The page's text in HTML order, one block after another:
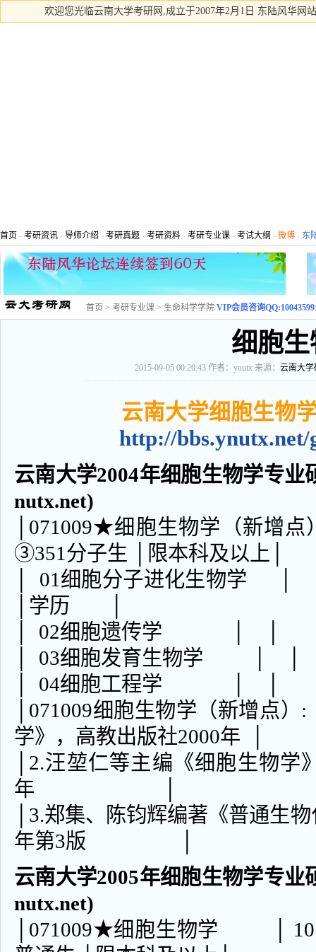
欢迎您光临云南大学考研网,成立于2007年2月1日 东陆风华网
首页 - 考研资讯 - 导师介绍 - 考研真题 - 考研资料 - 考研专业课 - 考试大纲 - 微博 - 东
首页 > 考研专业课 > 生命科学学院 VIP会员咨询
细胞
2015-09-05 00:20:43 作者：ynutx 来源： 云南大学
云南大学细胞生物
http://
云南大学2004年细胞生物学专
nutx.net)
│071009★细胞生物学（新增
③351分子生 │限本科及以上│
│ 01细胞分子进化生物学
│学历 │
│ 02细胞遗
│ 03细胞发育
│ 04细胞工
│071009细胞生物学（新增点
学》，高教出版社2000年 │
│2.汪堃仁等主编《细胞生物学
年 │
│3.郑集、陈钧辉编著《普通生
年第3版 │
云南大学2005年细胞生物学专
nutx.net)
│071009★细胞生物学 │ 10